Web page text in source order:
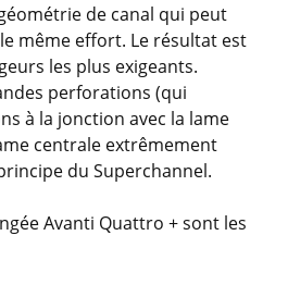
de canal qui peut
même effort. Le résultat est
les plus exigeants.
perforations (qui
à la jonction avec la lame
centrale extrêmement
du Superchannel.
Avanti Quattro + sont les